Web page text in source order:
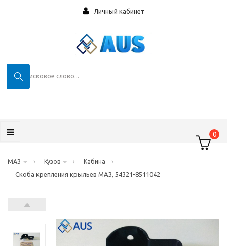
Личный кабинет
0
МАЗ › Кузов › Кабина
›
Скоба крепления крыльев МАЗ, 54321-8511042